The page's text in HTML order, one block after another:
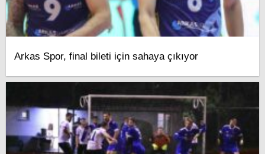
Arkas Spor, final bileti için sahaya çıkıyor